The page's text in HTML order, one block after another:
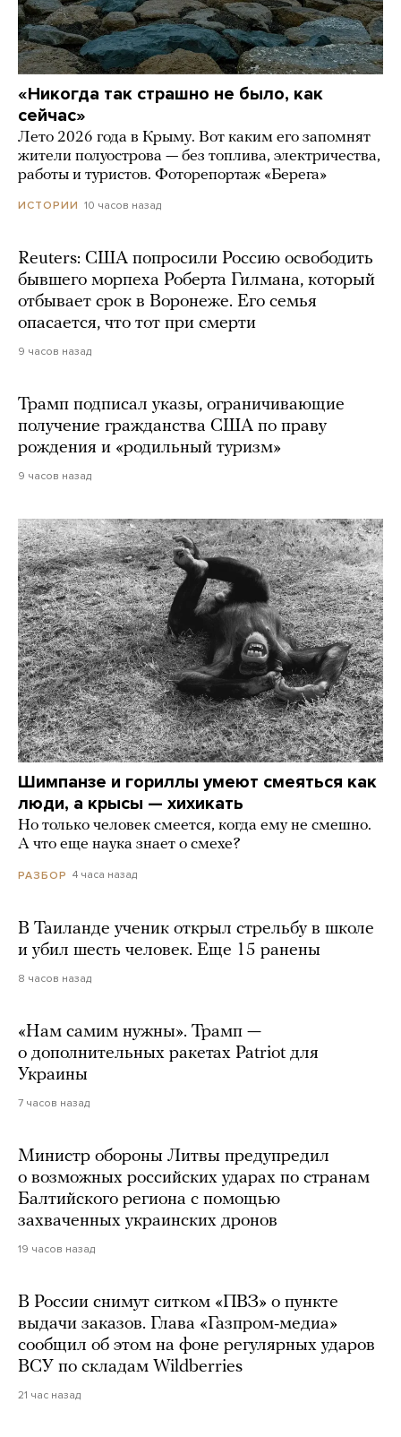
«Никогда так страшно не было, как
сейчас»
Лето 2026 года в Крыму. Вот каким его запомнят
жители полуострова — без топлива, электричества,
работы и туристов. Фоторепортаж «Берега»
ИСТОРИИ 10 часов назад
Reuters: США попросили Россию освободить
бывшего морпеха Роберта Гилмана, который
отбывает срок в Воронеже. Его семья
опасается, что тот при смерти
9 часов назад
Трамп подписал указы, ограничивающие
получение гражданства США по праву
рождения и «родильный туризм»
9 часов назад
Шимпанзе и гориллы умеют смеяться как
люди, а крысы — хихикать
Но только человек смеется, когда ему не смешно.
А что еще наука знает о смехе?
РАЗБОР 4 часа назад
В Таиланде ученик открыл стрельбу в школе
и убил шесть человек. Еще 15 ранены
8 часов назад
«Нам самим нужны». Трамп —
о дополнительных ракетах Patriot для
Украины
7 часов назад
Министр обороны Литвы предупредил
о возможных российских ударах по странам
Балтийского региона с помощью
захваченных украинских дронов
19 часов назад
В России снимут ситком «ПВЗ» о пункте
выдачи заказов. Глава «Газпром-медиа»
сообщил об этом на фоне регулярных ударов
ВСУ по складам Wildberries
21 час назад